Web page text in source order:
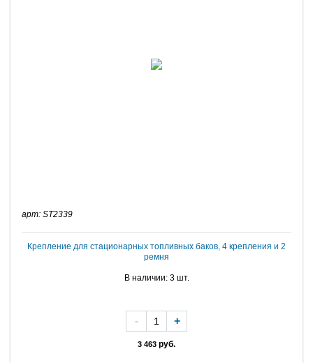
арт: ST2339
Крепление для стационарных топливных баков, 4 крепления и 2
ремня
В наличии: 3 шт.
3 463 руб.
- +